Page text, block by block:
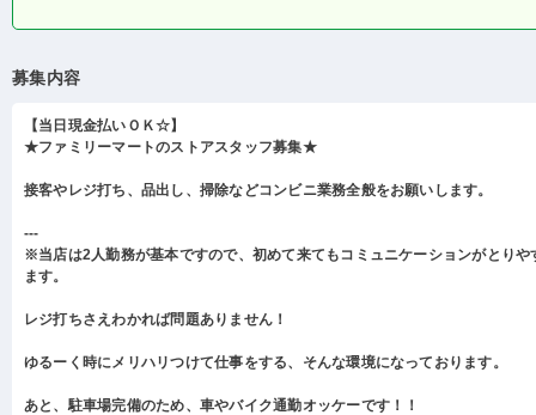
募集内容
【当日現金払いＯＫ☆】
★ファミリーマートのストアスタッフ募集★
接客やレジ打ち、品出し、掃除などコンビニ業務全般をお願いします。
---
※当店は2人勤務が基本ですので、初めて来てもコミュニケーションがとりや
ます。
レジ打ちさえわかれば問題ありません！
ゆるーく時にメリハリつけて仕事をする、そんな環境になっております。
あと、駐車場完備のため、車やバイク通勤オッケーです！！